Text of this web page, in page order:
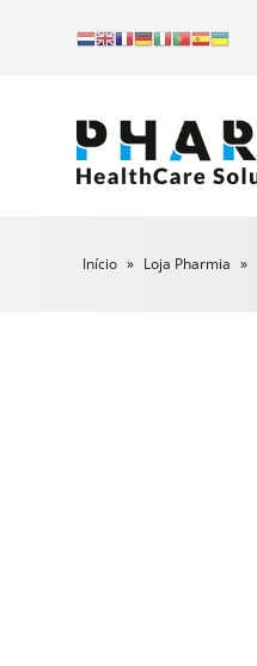
Início » Loja Pharmia »